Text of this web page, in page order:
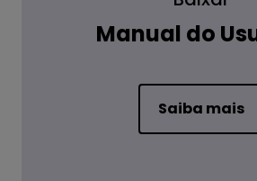
Manual do
Saiba mais